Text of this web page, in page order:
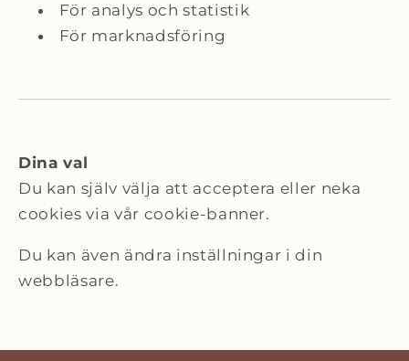
För analys och statistik
För marknadsföring
Dina val
Du kan själv välja att acceptera eller neka
cookies via vår cookie-banner.
Du kan även ändra inställningar i din
webbläsare.